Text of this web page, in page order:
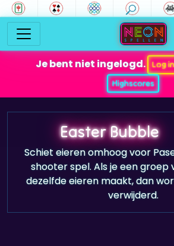
Je bent niet ingelogd. Log
Highscores
Easter Bubble
Schiet eieren omhoog voor
shooter spel. Als je een groep
dezelfde eieren maakt, dan
verwijderd.